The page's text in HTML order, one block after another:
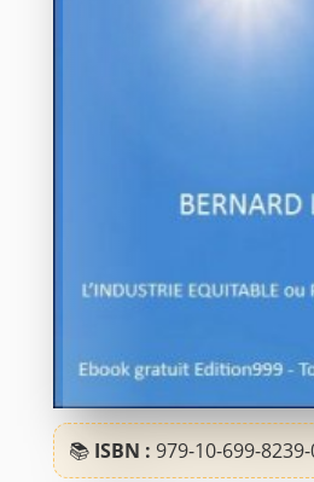
📚 ISBN : 979-10-699-